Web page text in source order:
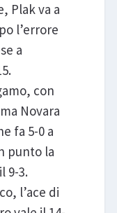
Plak va a
l’errore
a
con
Novara
fa 5-0 a
punto la
9-3.
l’ace di